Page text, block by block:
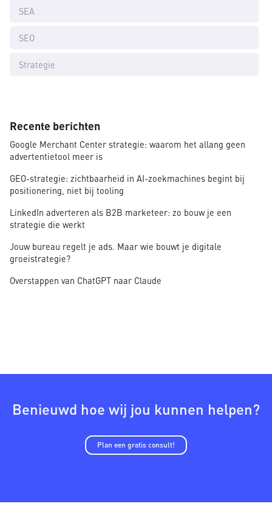
SEA
SEO
Strategie
Recente berichten
Google Merchant Center strategie: waarom het allang geen
advertentietool meer is
GEO-strategie: zichtbaarheid in AI-zoekmachines begint bij
positionering, niet bij tooling
LinkedIn adverteren als B2B marketeer: zo bouw je een
strategie die werkt
Jouw bureau regelt je ads. Maar wie bouwt je digitale
groeistrategie?
Overstappen van ChatGPT naar Claude
Benieuwd hoe wij jou kunnen helpen?
Plan een gratis consult!